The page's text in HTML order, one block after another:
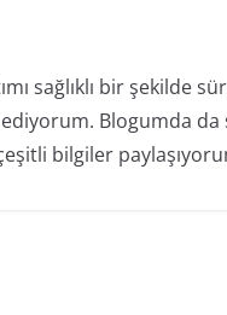
sağlıklı bir şekilde
Blogumda da
bilgiler